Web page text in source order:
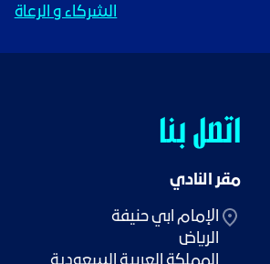
الشركاء و الرعاة
اتصل بنا
مقر النادي